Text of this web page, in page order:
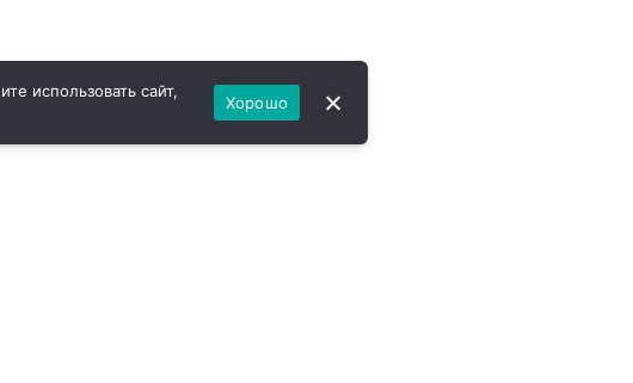
использовать сайт,
Хорошо